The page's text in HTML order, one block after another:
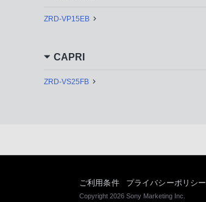
ZRD-VP15EB
CAPRI
ZRD-VS25FB
ご利用条件 プライバシーポリシー
Copyright 2026 Sony Marketing Inc.